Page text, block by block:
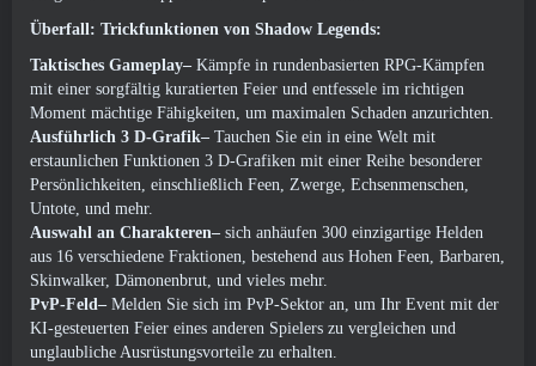
Überfall: Trickfunktionen von Shadow Legends:
Taktisches Gameplay– Kämpfe in rundenbasierten RPG-Kämpfen
mit einer sorgfältig kuratierten Feier und entfessele im richtigen
Moment mächtige Fähigkeiten, um maximalen Schaden anzurichten.
Ausführlich 3 D-Grafik– Tauchen Sie ein in eine Welt mit
erstaunlichen Funktionen 3 D-Grafiken mit einer Reihe besonderer
Persönlichkeiten, einschließlich Feen, Zwerge, Echsenmenschen,
Untote, und mehr.
Auswahl an Charakteren– sich anhäufen 300 einzigartige Helden
aus 16 verschiedene Fraktionen, bestehend aus Hohen Feen, Barbaren,
Skinwalker, Dämonenbrut, und vieles mehr.
PvP-Feld– Melden Sie sich im PvP-Sektor an, um Ihr Event mit der
KI-gesteuerten Feier eines anderen Spielers zu vergleichen und
unglaubliche Ausrüstungsvorteile zu erhalten.